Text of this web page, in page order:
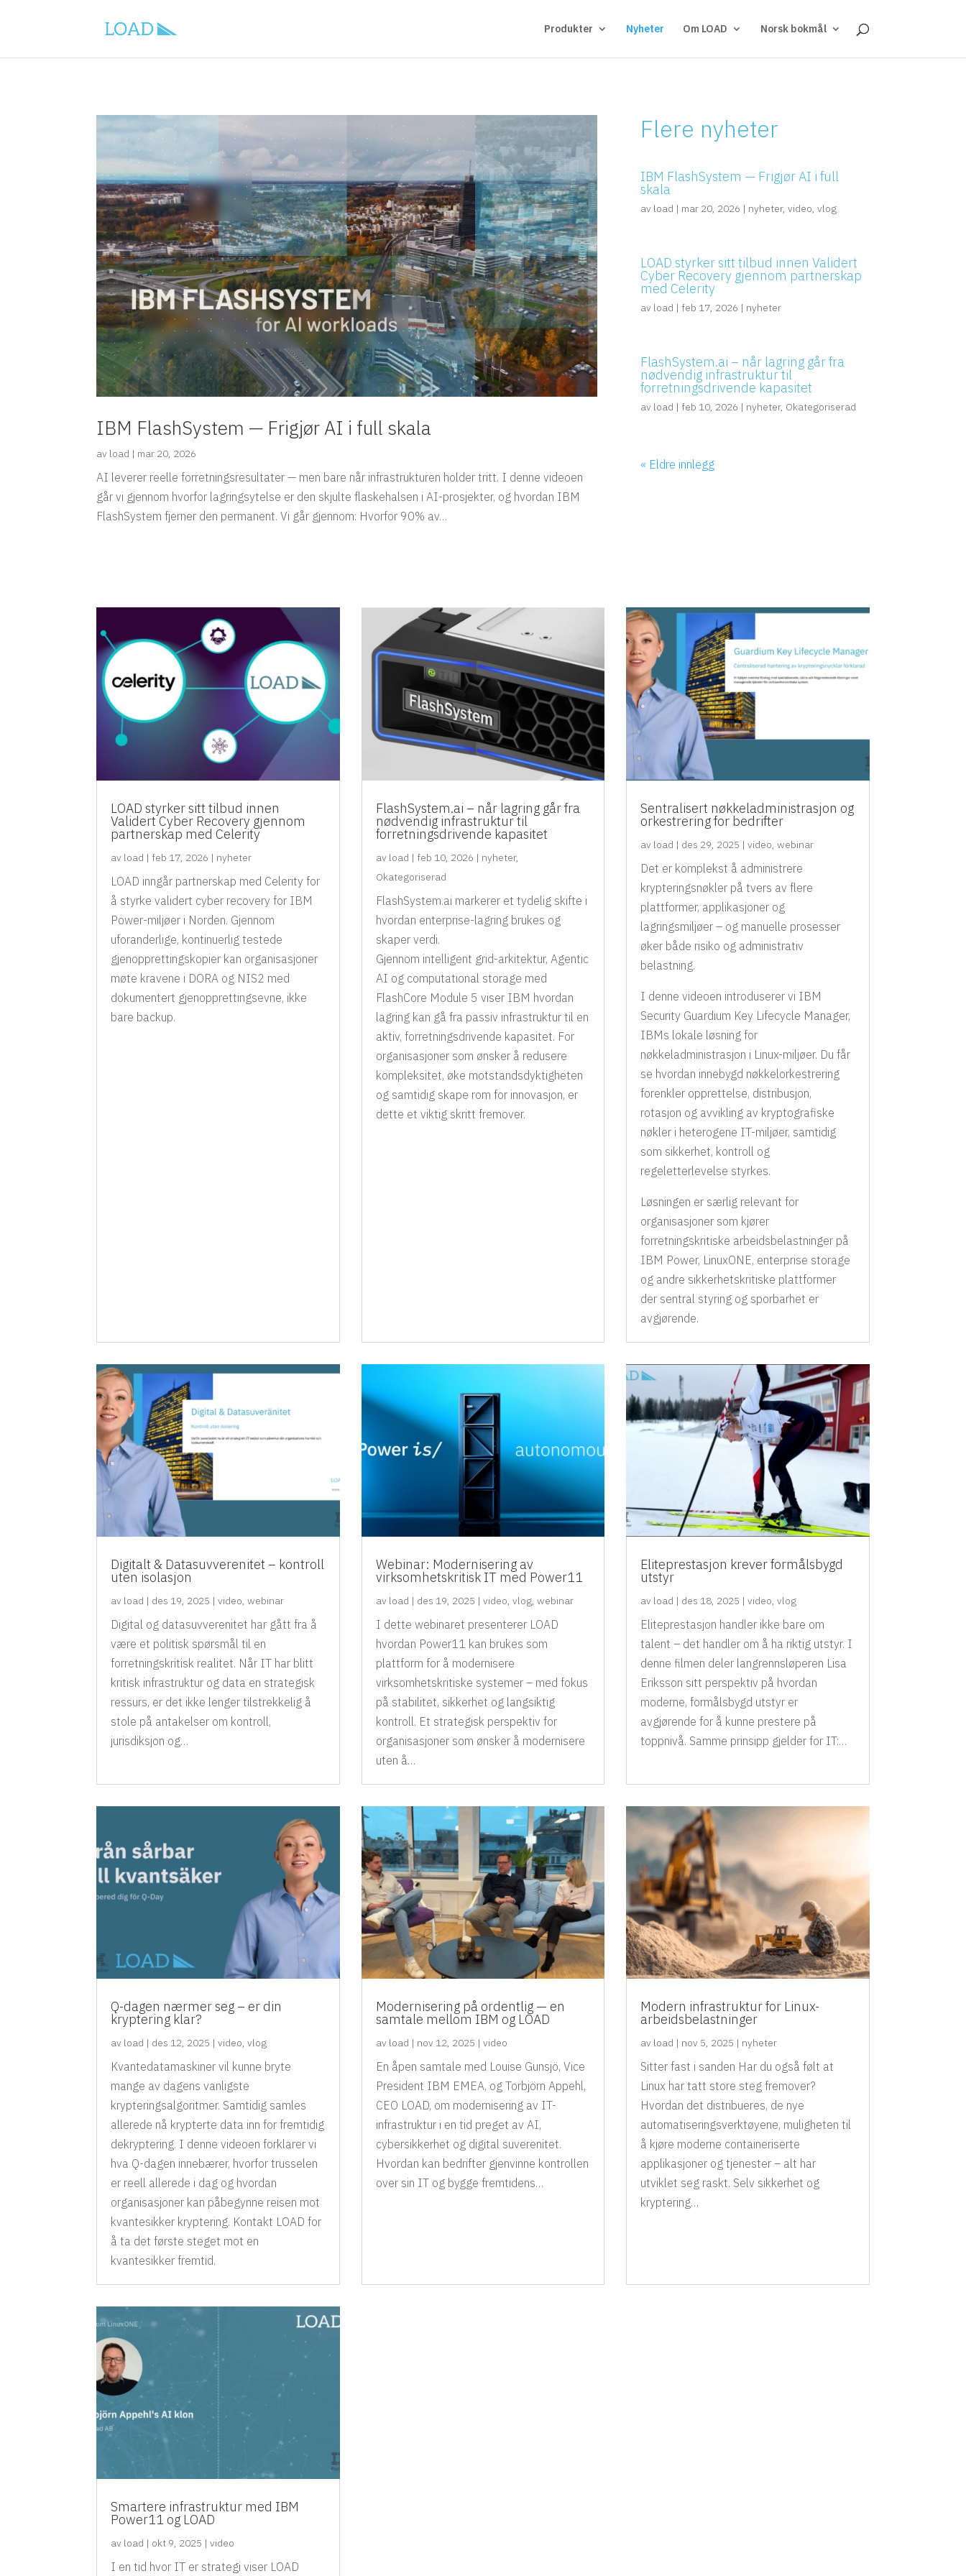
Produkter Nyheter Om LOAD Norsk bokmål
IBM FlashSystem — Frigjør AI i full skala
av load | mar 20, 2026
AI leverer reelle forretningsresultater — men bare når infrastrukturen holder tritt. I denne videoen
går vi gjennom hvorfor lagringsytelse er den skjulte flaskehalsen i AI-prosjekter, og hvordan IBM
FlashSystem fjerner den permanent. Vi går gjennom: Hvorfor 90% av…
Flere nyheter
IBM FlashSystem — Frigjør AI i full
skala
av load | mar 20, 2026 | nyheter, video, vlog
LOAD styrker sitt tilbud innen Validert
Cyber Recovery gjennom partnerskap
med Celerity
av load | feb 17, 2026 | nyheter
FlashSystem.ai – når lagring går fra
nødvendig infrastruktur til
forretningsdrivende kapasitet
av load | feb 10, 2026 | nyheter, Okategoriserad
« Eldre innlegg
LOAD styrker sitt tilbud innen
Validert Cyber Recovery gjennom
partnerskap med Celerity
av load | feb 17, 2026 | nyheter
LOAD inngår partnerskap med Celerity for
å styrke validert cyber recovery for IBM
Power-miljøer i Norden. Gjennom
uforanderlige, kontinuerlig testede
gjenopprettingskopier kan organisasjoner
møte kravene i DORA og NIS2 med
dokumentert gjenopprettingsevne, ikke
bare backup.
FlashSystem.ai – når lagring går fra
nødvendig infrastruktur til
forretningsdrivende kapasitet
av load | feb 10, 2026 | nyheter,
Okategoriserad
FlashSystem.ai markerer et tydelig skifte i
hvordan enterprise-lagring brukes og
skaper verdi.
Gjennom intelligent grid-arkitektur, Agentic
AI og computational storage med
FlashCore Module 5 viser IBM hvordan
lagring kan gå fra passiv infrastruktur til en
aktiv, forretningsdrivende kapasitet. For
organisasjoner som ønsker å redusere
kompleksitet, øke motstandsdyktigheten
og samtidig skape rom for innovasjon, er
dette et viktig skritt fremover.
Sentralisert nøkkeladministrasjon og
orkestrering for bedrifter
av load | des 29, 2025 |video,webinar
Det er komplekst å administrere
krypteringsnøkler på tvers av flere
plattformer, applikasjoner og
lagringsmiljøer – og manuelle prosesser
øker både risiko og administrativ
belastning.
I denne videoen introduserer vi IBM
Security Guardium Key Lifecycle Manager,
IBMs lokale løsning for
nøkkeladministrasjon i Linux-miljøer. Du får
se hvordan innebygd nøkkelorkestrering
forenkler opprettelse, distribusjon,
rotasjon og avvikling av kryptografiske
nøkler i heterogene IT-miljøer, samtidig
som sikkerhet, kontroll og
regeletterlevelse styrkes.
Løsningen er særlig relevant for
organisasjoner som kjører
forretningskritiske arbeidsbelastninger på
IBM Power, LinuxONE, enterprise storage
og andre sikkerhetskritiske plattformer
der sentral styring og sporbarhet er
avgjørende.
Digitalt & Datasuvverenitet – kontroll
uten isolasjon
av load | des 19, 2025 |video,webinar
Digital og datasuvverenitet har gått fra å
være et politisk spørsmål til en
forretningskritisk realitet. Når IT har blitt
kritisk infrastruktur og data en strategisk
ressurs, er det ikke lenger tilstrekkelig å
stole på antakelser om kontroll,
jurisdiksjon og…
Webinar: Modernisering av
virksomhetskritisk IT med Power11
av load | des 19, 2025 | video, vlog, webinar
I dette webinaret presenterer LOAD
hvordan Power11 kan brukes som
plattform for å modernisere
virksomhetskritiske systemer – med fokus
på stabilitet, sikkerhet og langsiktig
kontroll. Et strategisk perspektiv for
organisasjoner som ønsker å modernisere
uten å…
Eliteprestasjon krever formålsbygd
utstyr
av load | des 18, 2025 |video,vlog
Eliteprestasjon handler ikke bare om
talent – det handler om å ha riktig utstyr. I
denne filmen deler langrennsløperen Lisa
Eriksson sitt perspektiv på hvordan
moderne, formålsbygd utstyr er
avgjørende for å kunne prestere på
toppnivå. Samme prinsipp gjelder for IT:…
Q-dagen nærmer seg – er din
kryptering klar?
av load | des 12, 2025 |video,vlog
Kvantedatamaskiner vil kunne bryte
mange av dagens vanligste
krypteringsalgoritmer. Samtidig samles
allerede nå krypterte data inn for fremtidig
dekryptering. I denne videoen forklarer vi
hva Q-dagen innebærer, hvorfor trusselen
er reell allerede i dag og hvordan
organisasjoner kan påbegynne reisen mot
kvantesikker kryptering. Kontakt LOAD for
å ta det første steget mot en
kvantesikker fremtid.
Modernisering på ordentlig — en
samtale mellom IBM og LOAD
av load | nov 12, 2025 | video
En åpen samtale med Louise Gunsjö, Vice
President IBM EMEA, og Torbjörn Appehl,
CEO LOAD, om modernisering av IT-
infrastruktur i en tid preget av AI,
cybersikkerhet og digital suverenitet.
Hvordan kan bedrifter gjenvinne kontrollen
over sin IT og bygge fremtidens…
Modern infrastruktur for Linux-
arbeidsbelastninger
av load | nov 5, 2025 | nyheter
Sitter fast i sanden Har du også følt at
Linux har tatt store steg fremover?
Hvordan det distribueres, de nye
automatiseringsverktøyene, muligheten til
å kjøre moderne containeriserte
applikasjoner og tjenester – alt har
utviklet seg raskt. Selv sikkerhet og
kryptering…
Smartere infrastruktur med IBM
Power11 og LOAD
av load | okt 9, 2025 |video
I en tid hvor IT er strategi viser LOAD